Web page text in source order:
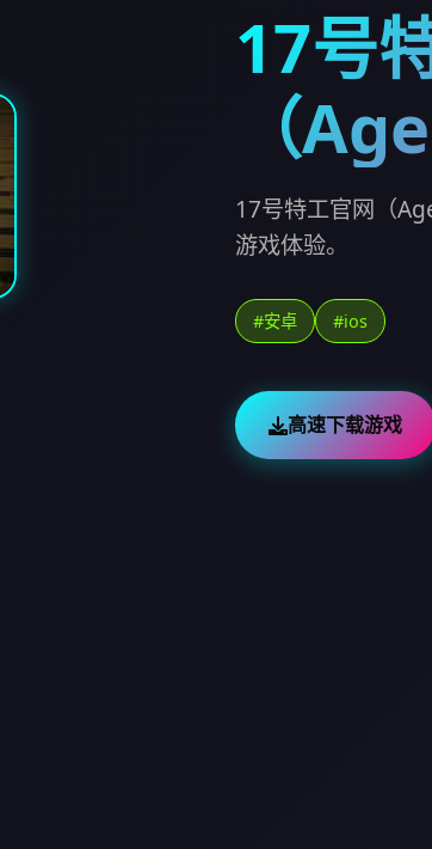
17号
（
17号特工官网（
游戏体验。
#安卓 #ios
高速下载游戏